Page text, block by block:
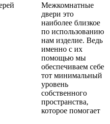
Межкомнатные
двери это
наиболее близкое
по использованию
нам изделие. Ведь
именно с их
помощью мы
обеспечиваем себе
тот минимальный
уровень
собственного
пространства,
которое помогает